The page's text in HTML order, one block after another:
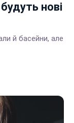
нові
й басейни, але